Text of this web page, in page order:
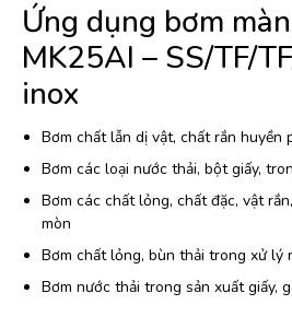
Ứng dụng bơm
MK25AI – SS/TF/
inox
Bơm chất lẫn dị vật, chất rắn huyền
Bơm các loại nước thải, bột giấy,
Bơm các chất lỏng, chất đặc, vật
mòn
Bơm chất lỏng, bùn thải trong xử lý
Bơm nước thải trong sản xuất giấy,